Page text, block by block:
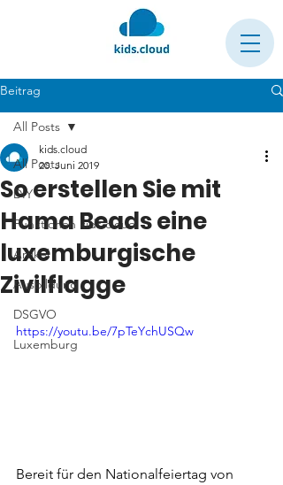
Beitrag
All Posts
DIY
Funktionen kids.cloud
Artikel
Ausbildung
DSGVO
Luxemburg
All Posts
So erstellen Sie mit
Hama Beads eine
luxemburgische
Zivilflagge
kids.cloud
20. Juni 2019
https://youtu.be/7pTeYchUSQw
Bereit für den Nationalfeiertag von